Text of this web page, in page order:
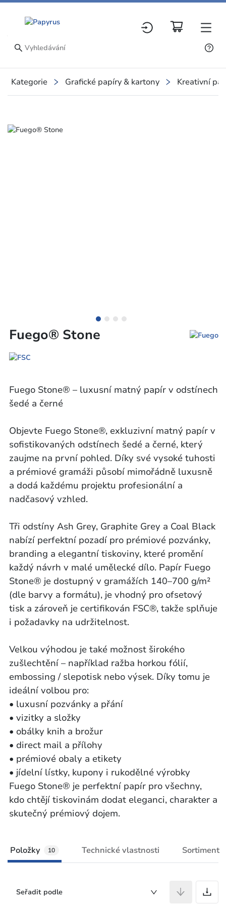
Kategorie Grafické papíry & kartony Kreativní
Slide 1 of 4
Fuego® Stone
Fuego Stone® – luxusní matný papír v odstínech
šedé a černé
Objevte Fuego Stone®, exkluzivní matný papír v
sofistikovaných odstínech šedé a černé, který
zaujme na první pohled. Díky své vysoké tuhosti
a prémiové gramáži působí mimořádně luxusně
a dodá každému projektu profesionální a
nadčasový vzhled.
Tři odstíny Ash Grey, Graphite Grey a Coal Black
nabízí perfektní pozadí pro prémiové pozvánky,
branding a elegantní tiskoviny, které promění
každý návrh v malé umělecké dílo. Papír Fuego
Stone® je dostupný v gramážích 140–700 g/m²
(dle barvy a formátu), je vhodný pro ofsetový
tisk a zároveň je certifikován FSC®, takže splňuje
i požadavky na udržitelnost.
Velkou výhodou je také možnost širokého
zušlechtění – například ražba horkou fólií,
embossing / slepotisk nebo výsek. Díky tomu je
ideální volbou pro:
• luxusní pozvánky a přání
• vizitky a složky
• obálky knih a brožur
• direct mail a přílohy
• prémiové obaly a etikety
• jídelní lístky, kupony i rukodělné výrobky
Fuego Stone® je perfektní papír pro všechny,
kdo chtějí tiskovinám dodat eleganci, charakter a
skutečný prémiový dojem.
Položky 10 Technické vlastnosti Sortiment
Seřadit podle